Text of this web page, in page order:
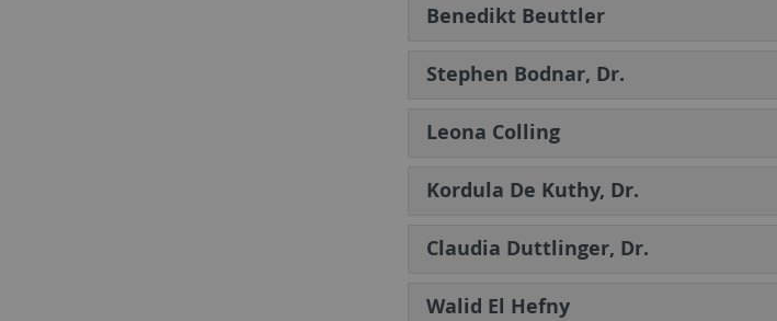
Benedikt Beuttler
Stephen Bodnar, Dr.
Leona Colling
Kordula De Kuthy, Dr.
Claudia Duttlinger, Dr.
Walid El Hefny